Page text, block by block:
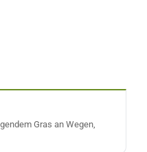
Gras an Wegen,